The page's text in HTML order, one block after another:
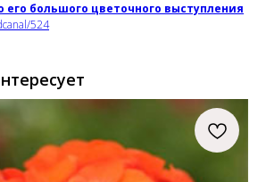
большого цветочного выступления
524